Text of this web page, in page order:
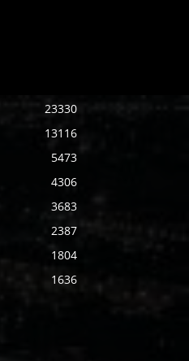
23330
13116
5473
4306
3683
2387
1804
1636